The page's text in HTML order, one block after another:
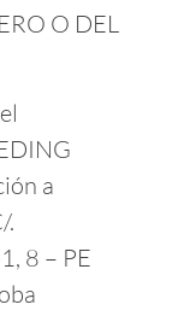
O DEL
a
.
8 – PE